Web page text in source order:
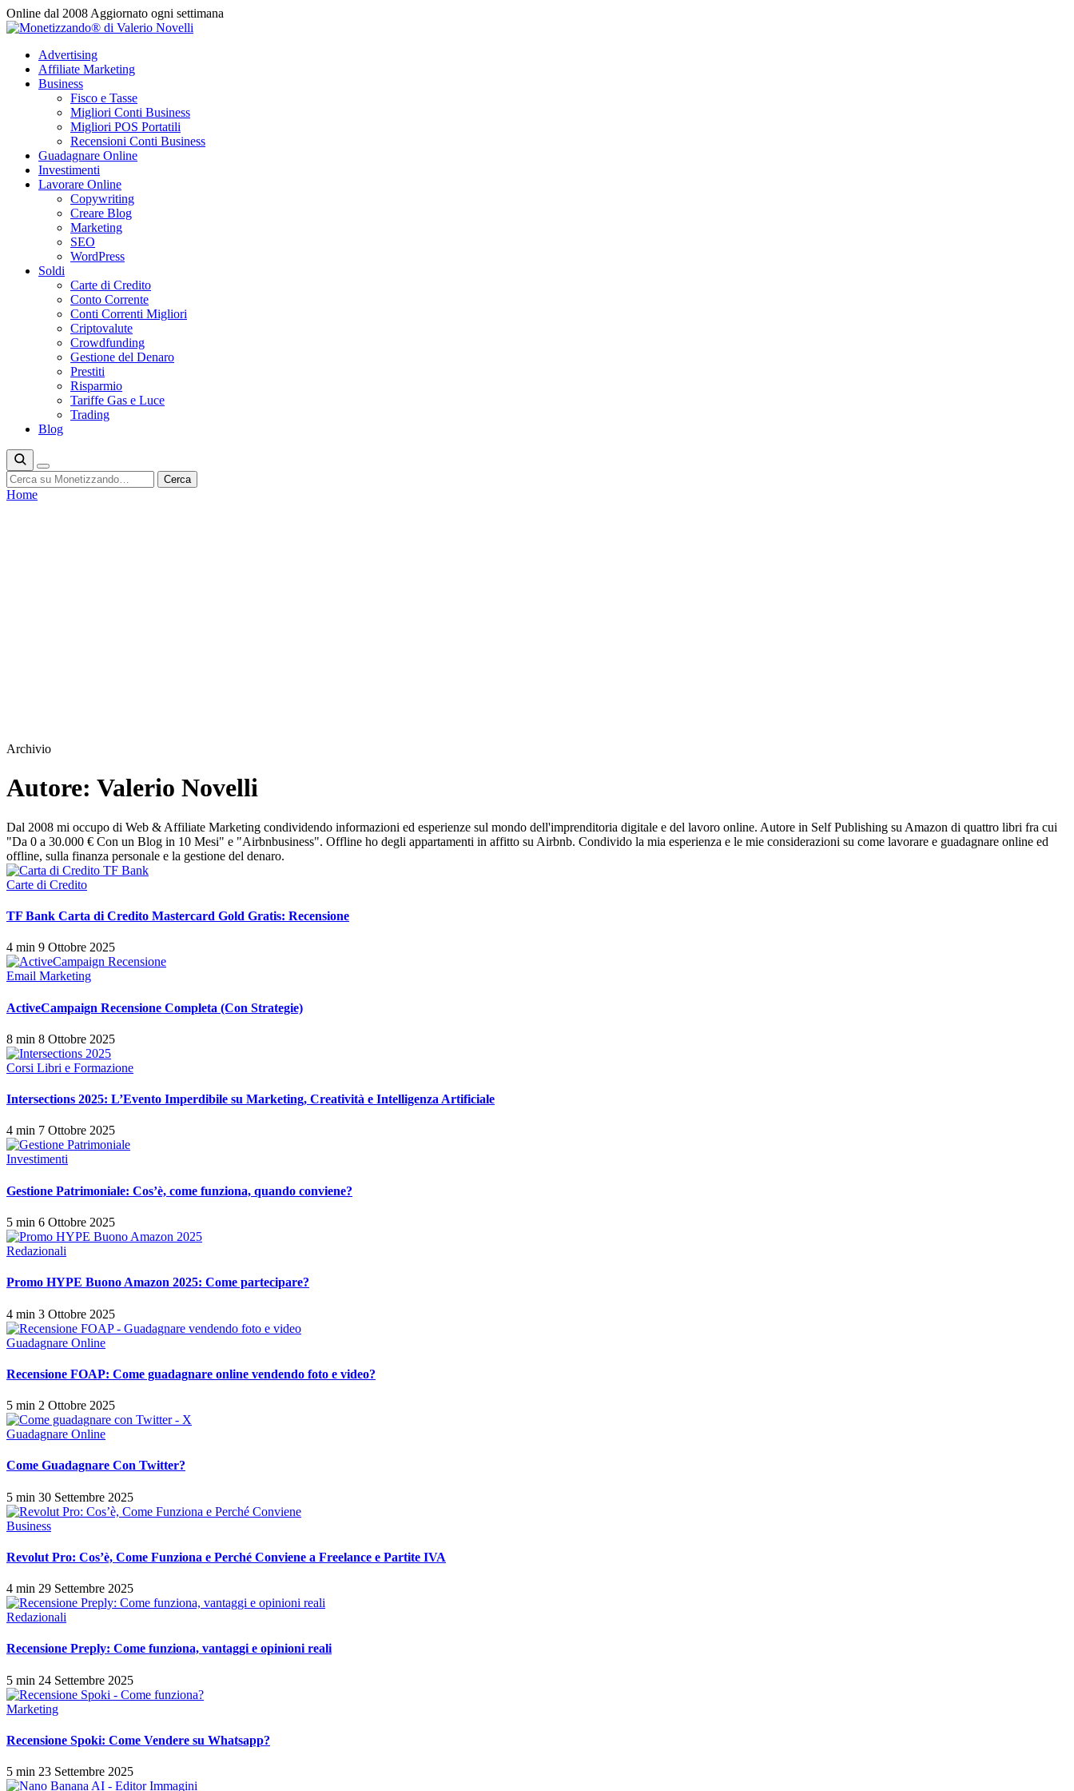
Vai
al
Online dal 2008 Aggiornato ogni settimana
Advertising
Affiliate Marketing
Business
Fisco e Tasse
Migliori Conti Business
Migliori POS Portatili
Recensioni Conti Business
Guadagnare Online
Investimenti
Lavorare Online
Copywriting
Creare Blog
Marketing
SEO
WordPress
Soldi
Carte di Credito
Conto Corrente
Conti Correnti Migliori
Criptovalute
Crowdfunding
Gestione del Denaro
Prestiti
Risparmio
Tariffe Gas e Luce
Trading
Blog
Cerca Cerca
Home
Archivio
Autore: Valerio Novelli
Dal 2008 mi occupo di Web & Affiliate Marketing condividendo informazioni ed esperienze sul mondo dell'imprenditoria digitale e del lavoro online. Autore in Self Publishing su Amazon di quattro libri fra cui
"Da 0 a 30.000 € Con un Blog in 10 Mesi" e "Airbnbusiness". Offline ho degli appartamenti in affitto su Airbnb. Condivido la mia esperienza e le mie considerazioni su come lavorare e guadagnare online ed
offline, sulla finanza personale e la gestione del denaro.
Carte di Credito
TF Bank Carta di Credito Mastercard Gold Gratis: Recensione
4 min 9 Ottobre 2025
Email Marketing
ActiveCampaign Recensione Completa (Con Strategie)
8 min 8 Ottobre 2025
Corsi Libri e Formazione
Intersections 2025: L’Evento Imperdibile su Marketing, Creatività e Intelligenza Artificiale
4 min 7 Ottobre 2025
Investimenti
Gestione Patrimoniale: Cos’è, come funziona, quando conviene?
5 min 6 Ottobre 2025
Redazionali
Promo HYPE Buono Amazon 2025: Come partecipare?
4 min 3 Ottobre 2025
Guadagnare Online
Recensione FOAP: Come guadagnare online vendendo foto e video?
5 min 2 Ottobre 2025
Guadagnare Online
Come Guadagnare Con Twitter?
5 min 30 Settembre 2025
Business
Revolut Pro: Cos’è, Come Funziona e Perché Conviene a Freelance e Partite IVA
4 min 29 Settembre 2025
Redazionali
Recensione Preply: Come funziona, vantaggi e opinioni reali
5 min 24 Settembre 2025
Marketing
Recensione Spoki: Come Vendere su Whatsapp?
5 min 23 Settembre 2025